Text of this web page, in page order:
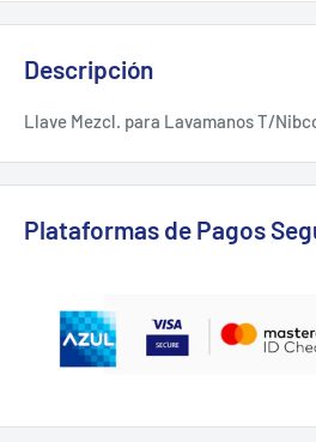
Descripción
Llave Mezcl. para Lavamanos T/
Plataformas de Pagos